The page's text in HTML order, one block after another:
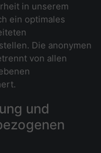
in unserem
ein optimales
Die anonymen
von allen
und